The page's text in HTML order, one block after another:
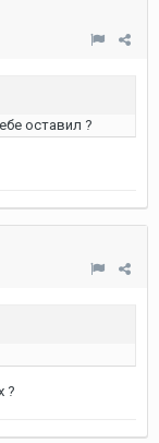
оставил ?
?